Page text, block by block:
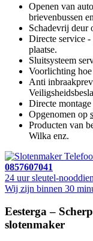
Openen van
brievenbussen
Schadevrij deur
Directe service
plaatse.
Sluitsysteem
Voorlichting
Anti
Directe
Opgenomen op
Producten van
Wilka enz.
0857607041
24 uur sleutel-
Wij zijn binnen 30
Eesterga –
slotenmaker